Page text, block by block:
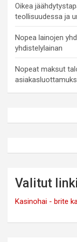
Oikea
teollisuudessa ja
Nopea lainojen
yhdistelylainan
Nopeat maksut
Valitut
Kasinohai - brite